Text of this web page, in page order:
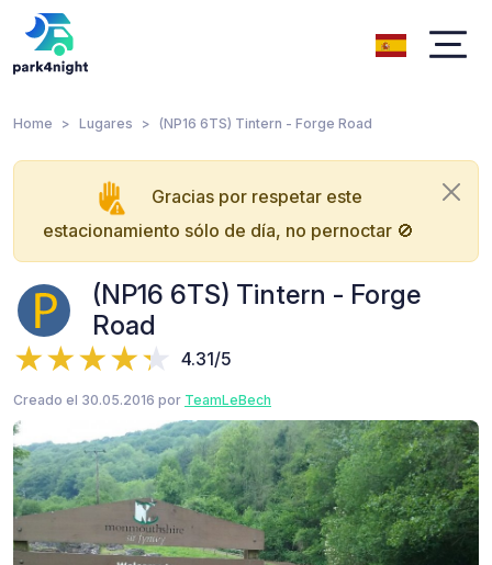
Home Lugares (NP16 6TS) Tintern - Forge Road
Gracias por respetar este
estacionamiento sólo de día, no pernoctar 🚫
(NP16 6TS) Tintern - Forge
Road
4.31/5
Creado el 30.05.2016 por TeamLeBech